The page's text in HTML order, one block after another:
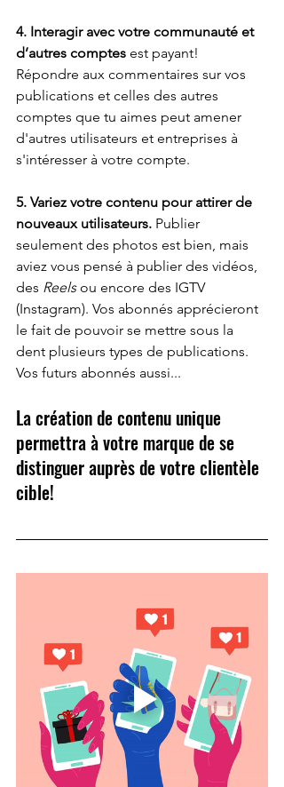
4. Interagir avec votre communauté et
d’autres comptes est payant!
Répondre aux commentaires sur vos
publications et celles des autres
comptes que tu aimes peut amener
d'autres utilisateurs et entreprises à
s'intéresser à votre compte.
5. Variez votre contenu pour attirer de
nouveaux utilisateurs. Publier
seulement des photos est bien, mais
aviez vous pensé à publier des vidéos,
des Reels ou encore des IGTV
(Instagram). Vos abonnés apprécieront
le fait de pouvoir se mettre sous la
dent plusieurs types de publications.
Vos futurs abonnés aussi...
La création de contenu unique
permettra à votre marque de se
distinguer auprès de votre clientèle
cible!